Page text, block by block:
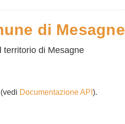
di Mesagne
territorio di Mesagne
(vedi Documentazione API ).